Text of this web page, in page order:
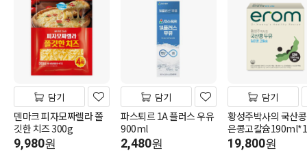
담기
덴마크 피자모짜렐라 쫄
깃한 치즈 300g
9,980원
담기
파스퇴르 1A 플러스 우유
900ml
2,480원
담기
황성주박사의 국산
은콩고칼슘
19,800원